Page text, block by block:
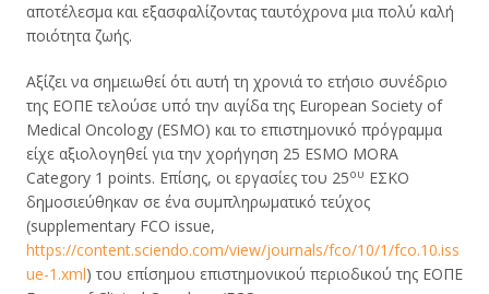
αποτέλεσμα και εξασφαλίζοντας ταυτόχρονα μια πολύ καλή
ποιότητα ζωής.
Αξίζει να σημειωθεί ότι αυτή τη χρονιά το ετήσιο συνέδριο
της ΕΟΠΕ τελούσε υπό την αιγίδα της European Society of
Medical Oncology (ESMO) και το επιστημονικό πρόγραμμα
είχε αξιολογηθεί για την χορήγηση 25 ESMO MORA
Category 1 points. Επίσης, οι εργασίες του 25ου ΕΣΚΟ
δημοσιεύθηκαν σε ένα συμπληρωματικό τεύχος
(supplementary FCO issue,
https://content.sciendo.com/view/journals/fco/10/1/fco.10.iss
ue-1.xml) του επίσημου επιστημονικού περιοδικού της ΕΟΠΕ